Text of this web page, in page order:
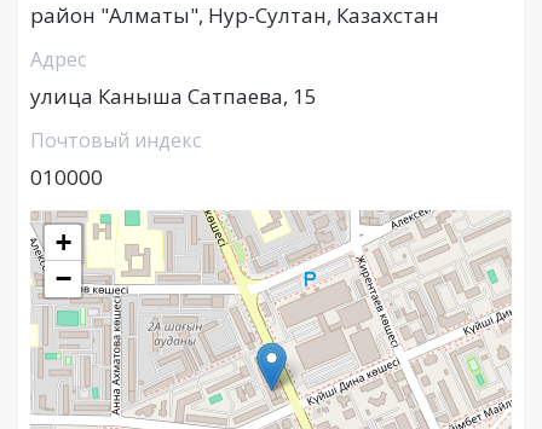
район "Алматы", Нур-Султан, Казахстан
Адрес
улица Каныша Сатпаева, 15
Почтовый индекс
010000
+
−